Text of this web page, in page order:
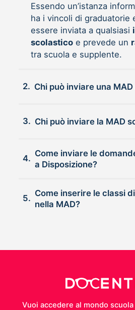
Essendo un’istanza
ha i vincoli di graduatorie
essere inviata a qualsiasi
scolasticoe prevede un
tra scuola e supplente.
2.
3. Chi può inviare la MAD
4.
Come inviare le
a Disposizione?
5.
Come inserire le classi di concorso
nella MAD?
Vuoi accedere al mondo